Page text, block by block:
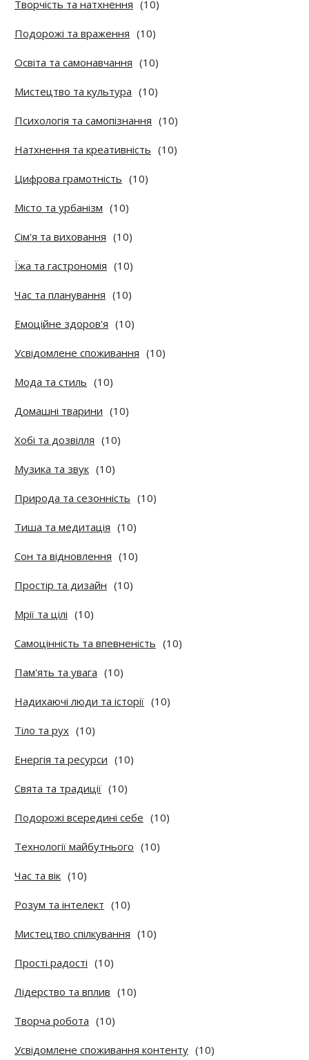
Творчість та натхнення (10)
Подорожі та враження (10)
Освіта та самонавчання (10)
Мистецтво та культура (10)
Психологія та самопізнання (10)
Натхнення та креативність (10)
Цифрова грамотність (10)
Місто та урбанізм (10)
Сім'я та виховання (10)
Їжа та гастрономія (10)
Час та планування (10)
Емоційне здоров'я (10)
Усвідомлене споживання (10)
Мода та стиль (10)
Домашні тварини (10)
Хобі та дозвілля (10)
Музика та звук (10)
Природа та сезонність (10)
Тиша та медитація (10)
Сон та відновлення (10)
Простір та дизайн (10)
Мрії та цілі (10)
Самоцінність та впевненість (10)
Пам'ять та увага (10)
Надихаючі люди та історії (10)
Тіло та рух (10)
Енергія та ресурси (10)
Свята та традиції (10)
Подорожі всередині себе (10)
Технології майбутнього (10)
Час та вік (10)
Розум та інтелект (10)
Мистецтво спілкування (10)
Прості радості (10)
Лідерство та вплив (10)
Творча робота (10)
Усвідомлене споживання контенту (10)